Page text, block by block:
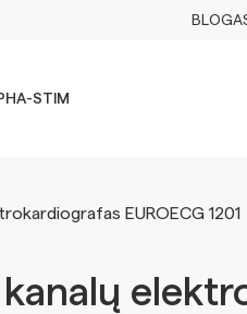
STIM
EUROECG 1201
kanalų